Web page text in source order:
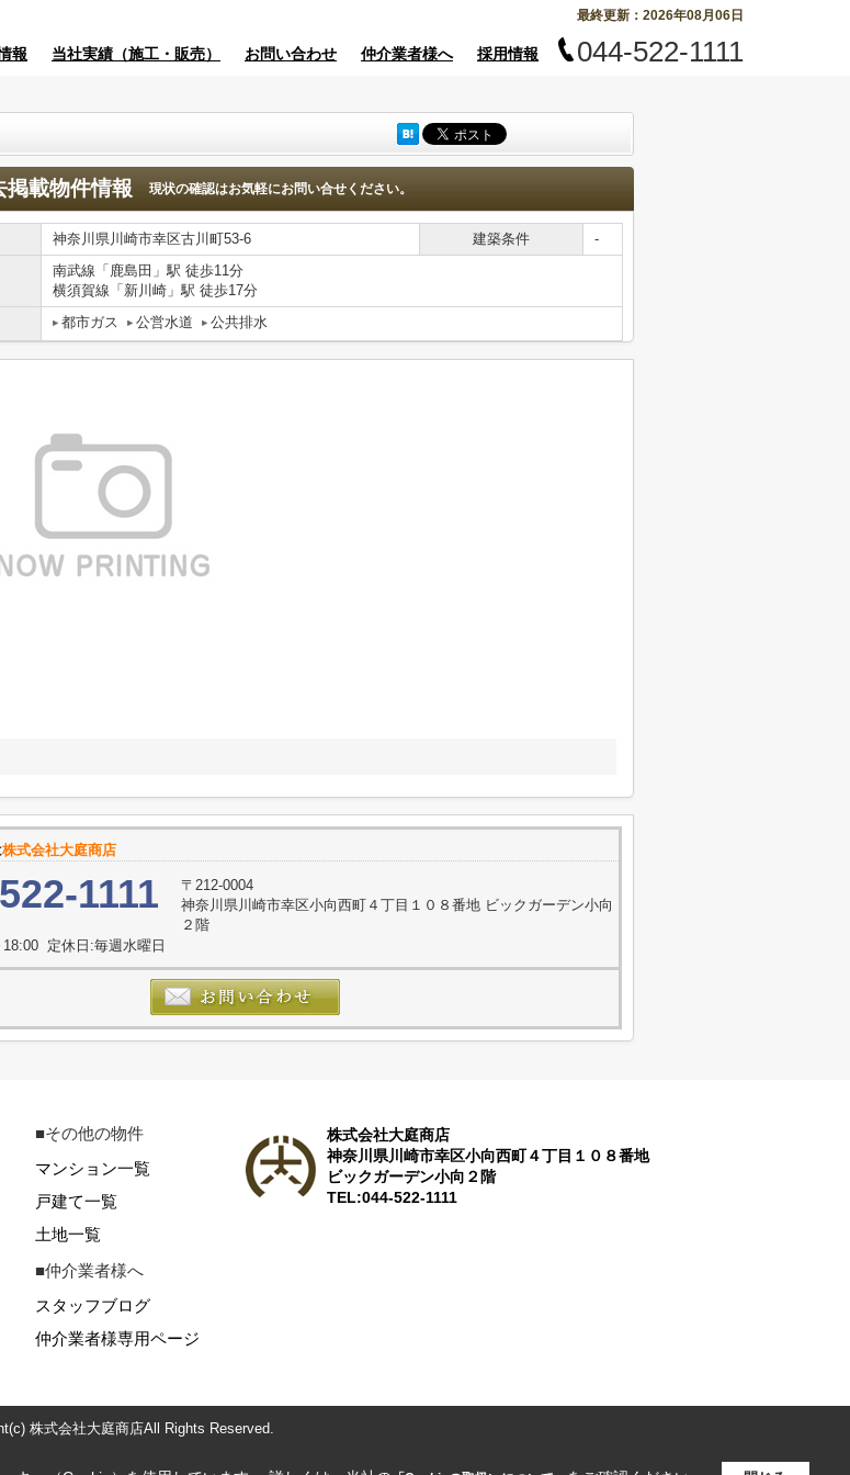
最終更新：2026年08月06日
報 当社実績（施工・販売） お問い合わせ 仲介業者様へ 採用情報 044-522-1111
掲載物件情報 現状の確認はお気軽にお問い合せください。
神奈川県川崎市幸区古川町53-6 建築条件 -
南武線「鹿島田」駅 徒歩11分
横須賀線「新川崎」駅 徒歩17分
都市ガス 公営水道 公共排水
株式会社大庭商店
1111
〒212-0004
神奈川県川崎市幸区小向西町４丁目１０８番地 ビックガーデン小向
２階
18:00 定休日:毎週水曜日
■その他の物件
マンション一覧
戸建て一覧
土地一覧
■仲介業者様へ
スタッフブログ
仲介業者様専用ページ
株式会社大庭商店
神奈川県川崎市幸区小向西町４丁目１０８番地
ビックガーデン小向２階
TEL:044-522-1111
株式会社大庭商店All Rights Reserved.